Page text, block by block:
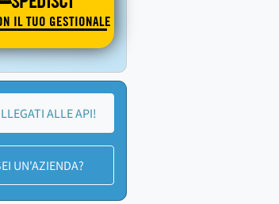
IL TUO GESTIONALE
ALLE API!
UN'AZIENDA?